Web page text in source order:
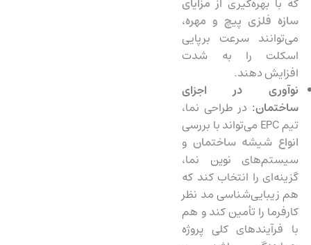
سازه فلزی پیچ و مهره،
می‌توانند سرعت برپایی
اسکلت را به شدت
افزایش دهند.
نوآوری در اجزای
ساختمان: در طراحی نما،
تیم EPC می‌تواند با بررسی
انواع شیشه ساختمان و
سیستم‌های نوین نما،
گزینه‌ای را انتخاب کند که
هم زیبایی‌شناسی مد نظر
کارفرما را تأمین کند و هم
با فرآیندهای کلی پروژه